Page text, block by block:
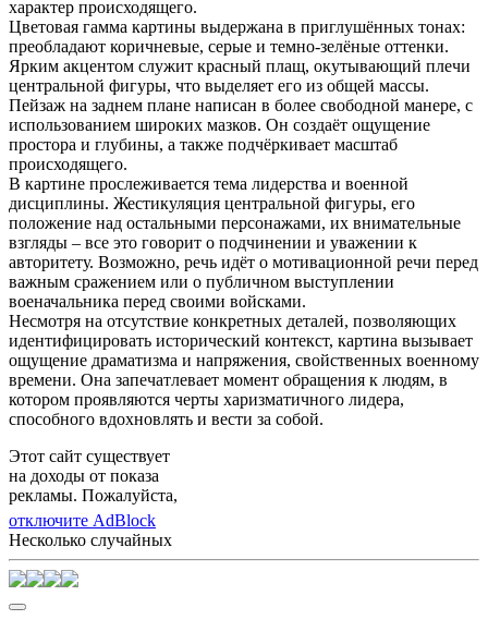
характер происходящего.
Цветовая гамма картины выдержана в приглушённых тонах:
преобладают коричневые, серые и темно-зелёные оттенки.
Ярким акцентом служит красный плащ, окутывающий плечи
центральной фигуры, что выделяет его из общей массы.
Пейзаж на заднем плане написан в более свободной манере, с
использованием широких мазков. Он создаёт ощущение
простора и глубины, а также подчёркивает масштаб
происходящего.
В картине прослеживается тема лидерства и военной
дисциплины. Жестикуляция центральной фигуры, его
положение над остальными персонажами, их внимательные
взгляды – все это говорит о подчинении и уважении к
авторитету. Возможно, речь идёт о мотивационной речи перед
важным сражением или о публичном выступлении
военачальника перед своими войсками.
Несмотря на отсутствие конкретных деталей, позволяющих
идентифицировать исторический контекст, картина вызывает
ощущение драматизма и напряжения, свойственных военному
времени. Она запечатлевает момент обращения к людям, в
котором проявляются черты харизматичного лидера,
способного вдохновлять и вести за собой.
Этот сайт существует
на доходы от показа
рекламы. Пожалуйста,
отключите AdBlock
Несколько случайных